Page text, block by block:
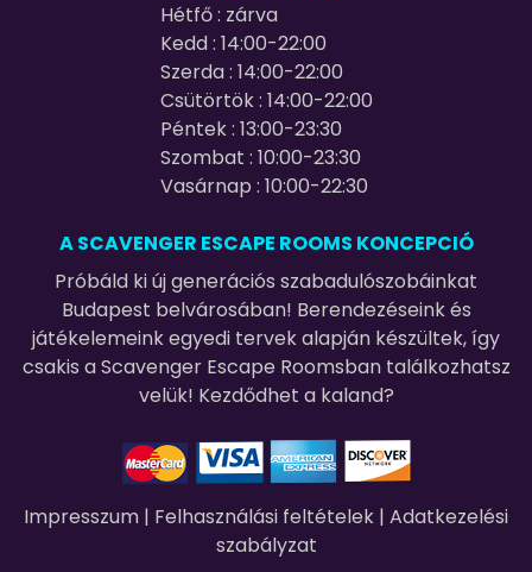
Hétfő : zárva
Kedd : 14:00-22:00
Szerda : 14:00-22:00
Csütörtök : 14:00-22:00
Péntek : 13:00-23:30
Szombat : 10:00-23:30
Vasárnap : 10:00-22:30
A SCAVENGER ESCAPE ROOMS KONCEPCIÓ
Próbáld ki új generációs szabadulószobáinkat
Budapest belvárosában! Berendezéseink és
játékelemeink egyedi tervek alapján készültek, így
csakis a Scavenger Escape Roomsban találkozhatsz
velük! Kezdődhet a kaland?
Impresszum | Felhasználási feltételek | Adatkezelési
szabályzat